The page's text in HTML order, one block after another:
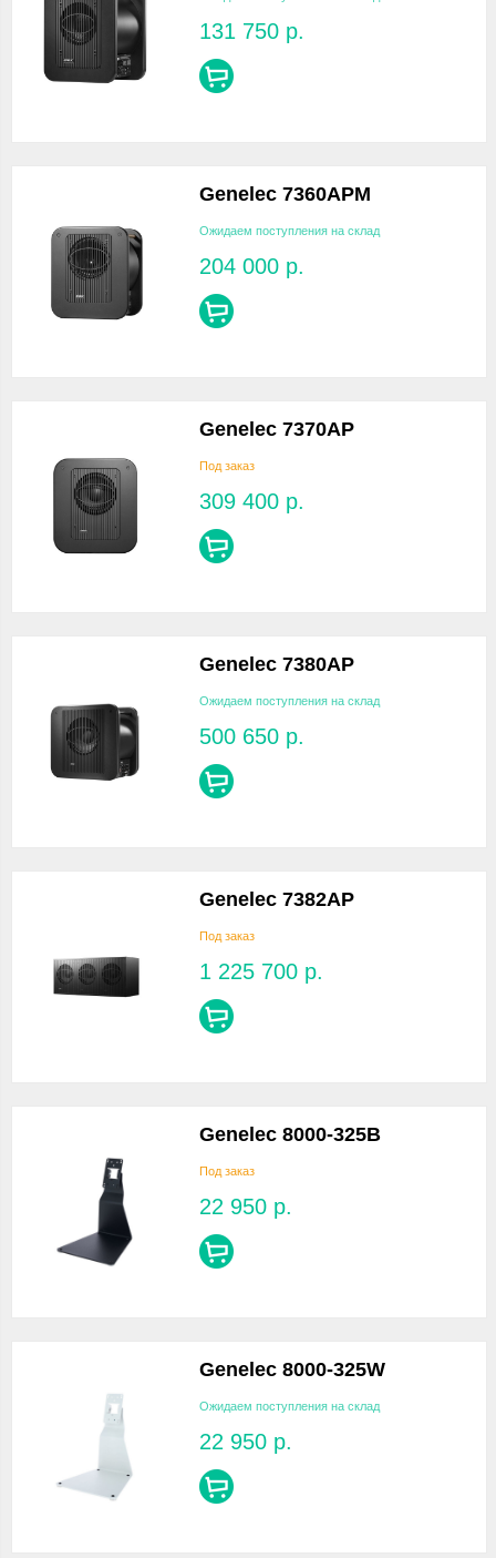
131 750 р.
Genelec 7360APM
Ожидаем поступления на склад
204 000 р.
Genelec 7370AP
Под заказ
309 400 р.
Genelec 7380AP
Ожидаем поступления на склад
500 650 р.
Genelec 7382AP
Под заказ
1 225 700 р.
Genelec 8000-325B
Под заказ
22 950 р.
Genelec 8000-325W
Ожидаем поступления на склад
22 950 р.